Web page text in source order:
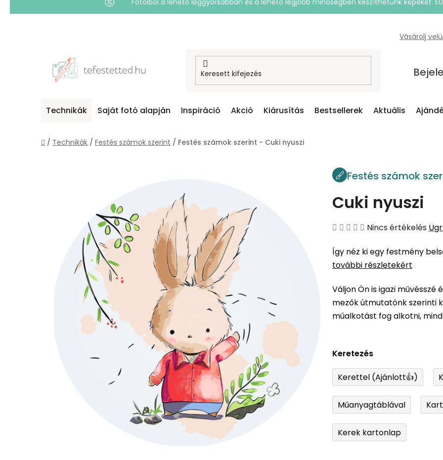
Fotóiból a lehető leggyorsabban és a lehető legjobb minőségben készíthetünk képeket.
Vásárolj
Technikák Saját fotó alapján Inspiráció Akció Kiárusítás Bestsellerek Aktuális
Kezdőlap
/ Technikák / Festés számok szerint / Festés számok szerint - Cuki nyuszi
Festés számok
Cuki nyuszi
A
átlagos
értékelése
ből
0,0
csillag.
Nincs értékelés
Így néz ki egy festmény
további részletekért
Váljon Ön is igazi
mezők útmutatónk szerinti
műalkotást fog alkotni,
Keretezés
Kerettel (Ajánlott👍)
Műanyagtáblával
Kerek kartonlap